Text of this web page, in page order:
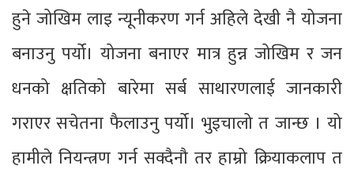
हुने जोखिम लाइ न्यूनीकरण गर्न अहिले देखी नै योजना
बनाउनु पर्यो। योजना बनाएर मात्र हुन्न जोखिम र जन
धनको क्षतिको बारेमा सर्ब साथारणलाई जानकारी
गराएर सचेतना फैलाउनु पर्यो। भुइचालो त जान्छ । यो
हामीले नियन्त्रण गर्न सक्दैनौ तर हाम्रो क्रियाकलाप त